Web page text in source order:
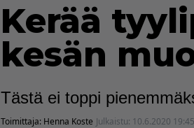
Kerää
kesän
Tästä ei toppi
Toimittaja: Henna Koste Julkaistu: 10.6.2020 19:45